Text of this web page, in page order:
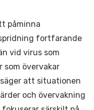
påminna
fortfarande
vid virus som
som övervakar
att situationen
och övervakning